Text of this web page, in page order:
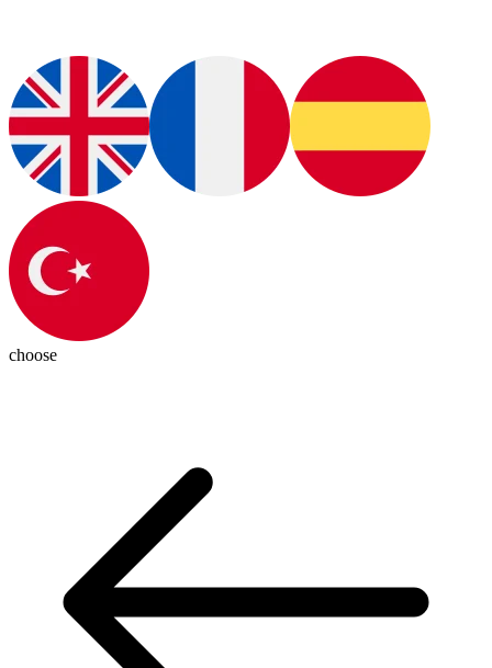
choose